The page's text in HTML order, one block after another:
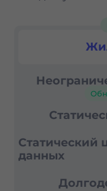
Статический
данных